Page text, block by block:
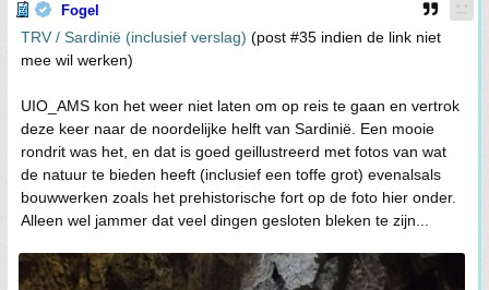
Fogel
TRV / Sardinië (inclusief verslag) (post #35 indien de link niet
mee wil werken)
UIO_AMS kon het weer niet laten om op reis te gaan en vertrok
deze keer naar de noordelijke helft van Sardinië. Een mooie
rondrit was het, en dat is goed geillustreerd met fotos van wat
de natuur te bieden heeft (inclusief een toffe grot) evenalsals
bouwwerken zoals het prehistorische fort op de foto hier onder.
Alleen wel jammer dat veel dingen gesloten bleken te zijn...